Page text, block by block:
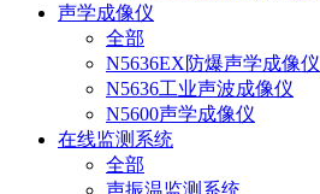
声学成像仪
全部
N5636EX防爆声学成像仪
N5636工业声波成像仪
N5600声学成像仪
在线监测系统
全部
声振温监测系统